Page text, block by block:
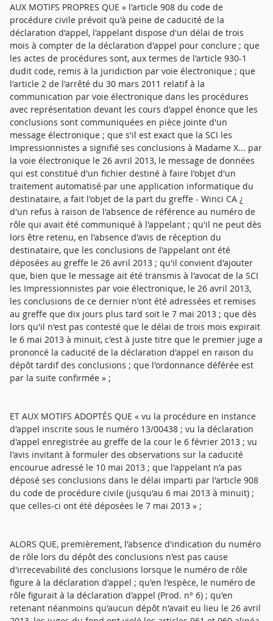
AUX MOTIFS PROPRES QUE « l'article 908 du code de
procédure civile prévoit qu'à peine de caducité de la
déclaration d'appel, l'appelant dispose d'un délai de trois
mois à compter de la déclaration d'appel pour conclure ; que
les actes de procédures sont, aux termes de l'article 930-1
dudit code, remis à la juridiction par voie électronique ; que
l'article 2 de l'arrêté du 30 mars 2011 relatif à la
communication par voie électronique dans les procédures
avec représentation devant les cours d'appel énonce que les
conclusions sont communiquées en pièce jointe d'un
message électronique ; que s'il est exact que la SCI les
Impressionnistes a signifié ses conclusions à Madame X... par
la voie électronique le 26 avril 2013, le message de données
qui est constitué d'un fichier destiné à faire l'objet d'un
traitement automatisé par une application informatique du
destinataire, a fait l'objet de la part du greffe - Winci CA ¿
d'un refus à raison de l'absence de référence au numéro de
rôle qui avait été communiqué à l'appelant ; qu'il ne peut dès
lors être retenu, en l'absence d'avis de réception du
destinataire, que les conclusions de l'appelant ont été
déposées au greffe le 26 avril 2013 ; qu'il convient d'ajouter
que, bien que le message ait été transmis à l'avocat de la SCI
les Impressionnistes par voie électronique, le 26 avril 2013,
les conclusions de ce dernier n'ont été adressées et remises
au greffe que dix jours plus tard soit le 7 mai 2013 ; que dès
lors qu'il n'est pas contesté que le délai de trois mois expirait
le 6 mai 2013 à minuit, c'est à juste titre que le premier juge a
prononcé la caducité de la déclaration d'appel en raison du
dépôt tardif des conclusions ; que l'ordonnance déférée est
par la suite confirmée » ;
ET AUX MOTIFS ADOPTÉS QUE « vu la procédure en instance
d'appel inscrite sous le numéro 13/00438 ; vu la déclaration
d'appel enregistrée au greffe de la cour le 6 février 2013 ; vu
l'avis invitant à formuler des observations sur la caducité
encourue adressé le 10 mai 2013 ; que l'appelant n'a pas
déposé ses conclusions dans le délai imparti par l'article 908
du code de procédure civile (jusqu'au 6 mai 2013 à minuit) ;
que celles-ci ont été déposées le 7 mai 2013 » ;
ALORS QUE, premièrement, l'absence d'indication du numéro
de rôle lors du dépôt des conclusions n'est pas cause
d'irrecevabilité des conclusions lorsque le numéro de rôle
figure à la déclaration d'appel ; qu'en l'espèce, le numéro de
rôle figurait à la déclaration d'appel (Prod. n° 6) ; qu'en
retenant néanmoins qu'aucun dépôt n'avait eu lieu le 26 avril